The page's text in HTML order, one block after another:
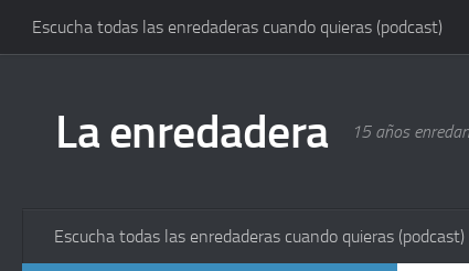
Escucha todas las enredaderas cuando quieras (podcast)
La enredadera 15 años
Escucha todas las enredaderas cuando quieras (podcast)